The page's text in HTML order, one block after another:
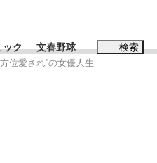
ック 文春野球 検索
位愛され”の女優人生